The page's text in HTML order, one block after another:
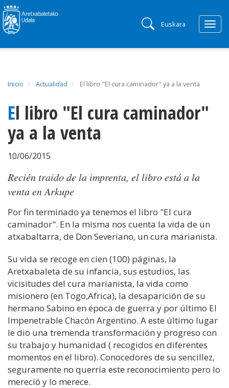
Euskara
Inicio Actualidad El libro "El cura caminador" ya a la venta
El libro "El cura caminador"
ya a la venta
10/06/2015
Recién traido de la imprenta, el libro está a la
venta en Arkupe
Por fin terminado ya tenemos el libro "El cura
caminador". En la misma nos cuenta la vida de un
atxabaltarra, de Don Severiano, un cura marianista.
Su vida se recoge en cien (100) páginas, la
Aretxabaleta de su infancia, sus estudios, las
vicisitudes del cura marianista, la vida como
misionero (en Togo,Africa), la desaparición de su
hermano Sabino en época de guerra y por último El
Impenetrable Chacón Argentino. A este último lugar
le dio una tremenda transformación y progreso con
su trabajo y humanidad ( recogidos en diferentes
momentos en el libro). Conocedores de su sencillez,
seguramente no querría este reconocimiento pero lo
mereció y lo merece.